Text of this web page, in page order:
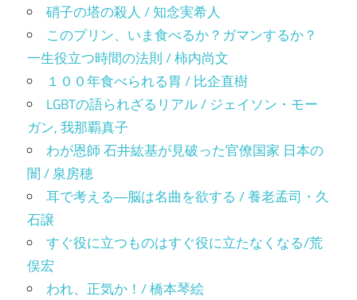
硝子の塔の殺人 / 知念実希人
このプリン、いま食べるか？ガマンするか？
一生役立つ時間の法則 / 柿内尚文
１００年食べられる胃 / 比企直樹
LGBTの語られざるリアル / ジェイソン・モー
ガン, 我那覇真子
わが恩師 石井紘基が見破った官僚国家 日本の
闇 / 泉房穂
耳で考える―脳は名曲を欲する / 養老孟司・久
石譲
すぐ役に立つものはすぐ役に立たなくなる/荒
俣宏
われ、正気か！/ 橋本琴絵